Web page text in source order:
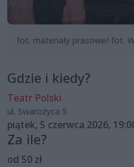
fot. materiały prasowe/ fot.
Gdzie i kiedy?
Teatr Polski
ul. Swarożyca 5
piątek, 5 czerwca 2026,
Za ile?
od 50 zł